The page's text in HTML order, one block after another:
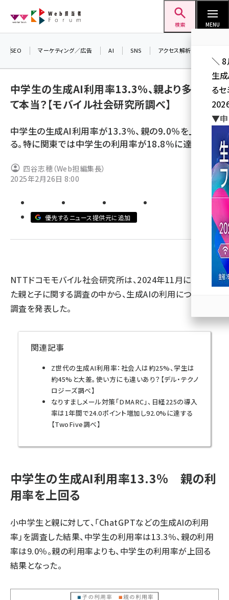
ン
検索 MENU
ai (2807)
note (2312)
z世代 (1622)
SEO マーケティング／広告 AI SNS アクセス解析／データ分析
中学生の生成AI利用率13.3％、親より多いっ
て本当？【モバイル社会研究所調べ】
中学生の生成AI利用率が13.3％、親の9.0％を上回
る。特に関東では中学生の利用率が18.8％に達した。
四谷志穂（Web担編集長）
2025年2月26日 8:00
優先するニュース提供元に追加
NTTドコモモバイル社会研究所は、2024年11月に実施し
た親と子に関する調査の中から、生成AIの利用についての
調査を発表した。
関連記事
Z世代の生成AI利用率：社会人は約25%、学生は
約45%と大差。使い方にも違いあり？【デル・テクノ
ロジーズ調べ】
なりすましメール対策「DMARC」、日経225の導入
率は1年間で24.0ポイント増加し92.0%に達する
【TwoFive調べ】
中学生の生成AI利用率13.3％ 親の利
用率を上回る
小中学生と親に対して、「ChatGPTなどの生成AIの利用
率」を調査した結果、中学生の利用率は13.3％、親の利用
率は9.0％。親の利用率よりも、中学生の利用率が上回る
結果となった。
＼ 8
生
る
▼申